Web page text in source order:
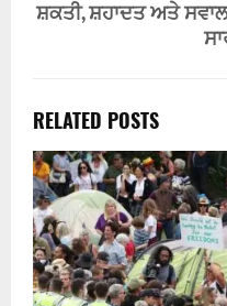
ਸ਼ਕਤੀ, ਸ਼ਹਾਦਤ ਅਤੇ
RELATED POSTS